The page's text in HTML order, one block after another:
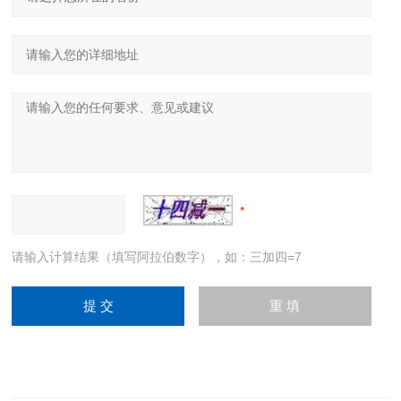
请输入计算结果（填写阿拉伯数字），如：三加四=7